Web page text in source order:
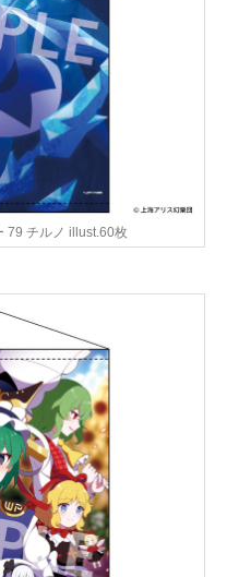
79 チルノ illust.60枚